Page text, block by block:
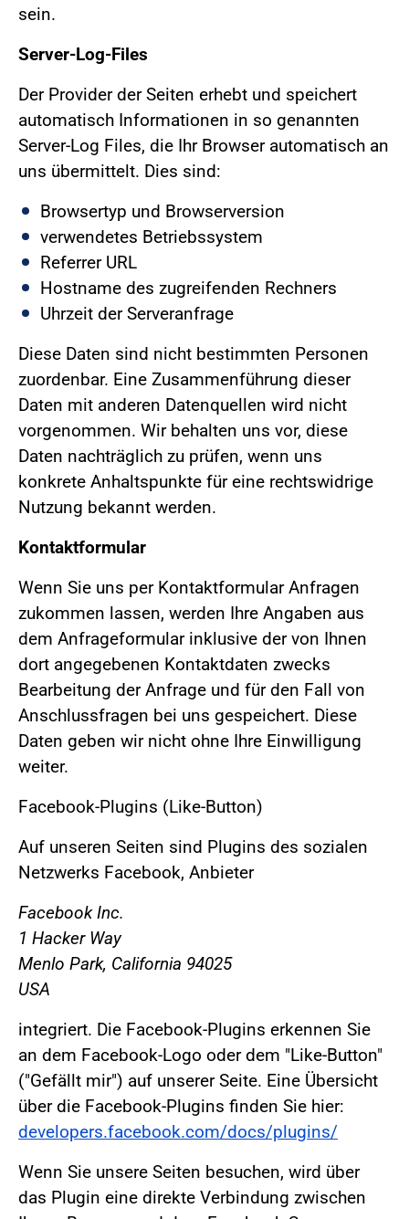
sein.
Server-Log-Files
Der Provider der Seiten erhebt und speichert
automatisch Informationen in so genannten
Server-Log Files, die Ihr Browser automatisch an
uns übermittelt. Dies sind:
Browsertyp und Browserversion
verwendetes Betriebssystem
Referrer URL
Hostname des zugreifenden Rechners
Uhrzeit der Serveranfrage
Diese Daten sind nicht bestimmten Personen
zuordenbar. Eine Zusammenführung dieser
Daten mit anderen Datenquellen wird nicht
vorgenommen. Wir behalten uns vor, diese
Daten nachträglich zu prüfen, wenn uns
konkrete Anhaltspunkte für eine rechtswidrige
Nutzung bekannt werden.
Kontaktformular
Wenn Sie uns per Kontaktformular Anfragen
zukommen lassen, werden Ihre Angaben aus
dem Anfrageformular inklusive der von Ihnen
dort angegebenen Kontaktdaten zwecks
Bearbeitung der Anfrage und für den Fall von
Anschlussfragen bei uns gespeichert. Diese
Daten geben wir nicht ohne Ihre Einwilligung
weiter.
Facebook-Plugins (Like-Button)
Auf unseren Seiten sind Plugins des sozialen
Netzwerks Facebook, Anbieter
Facebook Inc.
1 Hacker Way
Menlo Park, California 94025
USA
integriert. Die Facebook-Plugins erkennen Sie
an dem Facebook-Logo oder dem "Like-Button"
("Gefällt mir") auf unserer Seite. Eine Übersicht
über die Facebook-Plugins finden Sie hier:
developers.facebook.com/docs/plugins/
Wenn Sie unsere Seiten besuchen, wird über
das Plugin eine direkte Verbindung zwischen